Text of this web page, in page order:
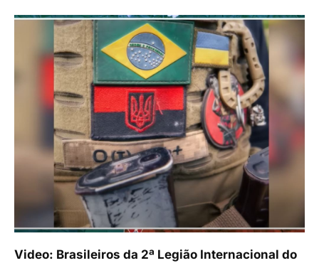
Video: Brasileiros da 2ª Legião Internacional do